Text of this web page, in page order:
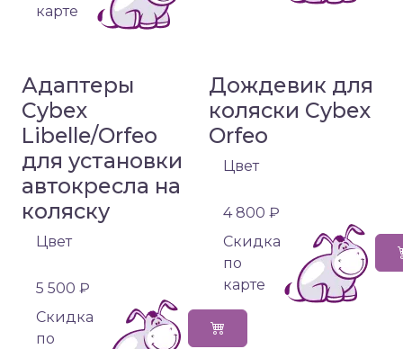
карте
Адаптеры
Cybex
Libelle/Orfeo
для установки
автокресла на
коляску
Цвет
5 500 ₽
Cкидка
по
Дождевик для
коляски Cybex
Orfeo
Цвет
4 800 ₽
Cкидка
по
карте